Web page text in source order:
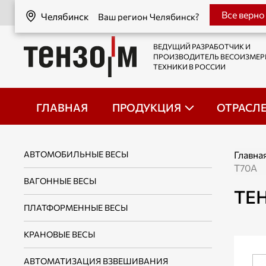
Челябинск Ваш регион Челябинск?
Челябинск Все верно
ВЕДУЩИЙ РАЗРАБОТЧИК И
ПРОИЗВОДИТЕЛЬ
ТЕХНИКИ В РОССИИ
ГЛАВНАЯ ПРОДУКЦИЯ
АВТОМОБИЛЬНЫЕ ВЕСЫ
ВАГОННЫЕ ВЕСЫ
ПЛАТФОРМЕННЫЕ ВЕСЫ
КРАНОВЫЕ ВЕСЫ
АВТОМАТИЗАЦИЯ ВЗВЕШИВАНИЯ
Т70А